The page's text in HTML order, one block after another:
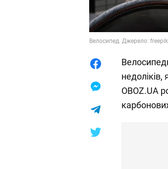
Велосипед. Джерело: freepik
OBOZ.UA